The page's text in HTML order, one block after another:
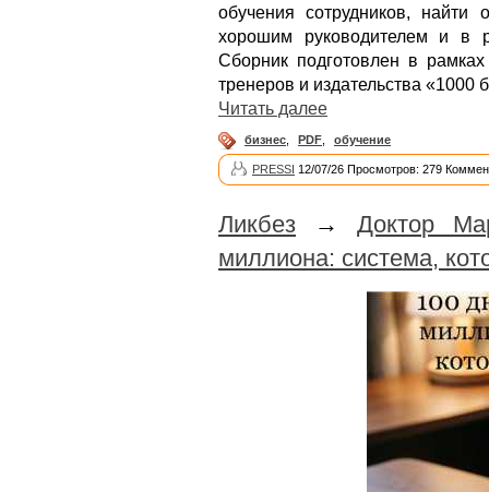
обучения сотрудников, найти
хорошим руководителем и в
Сборник подготовлен в
тренеров и издательства «1000
Читать далее
бизнес PDF обучение
PRESSI 12/07/26 Просмотров: 279
Ликбез →Доктор
миллиона: система,